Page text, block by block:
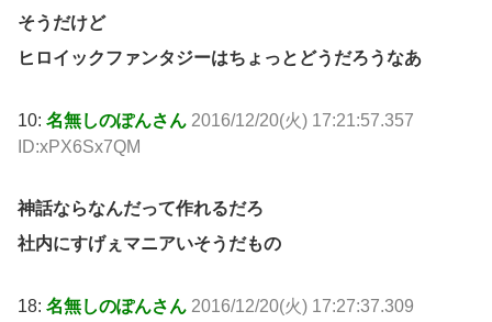
そうだけど
ヒロイックファンタジーはちょっとどうだろうなあ
10: 名無しのぽんさん 2016/12/20(火) 17:21:57.357
ID:xPX6Sx7QM
神話ならなんだって作れるだろ
社内にすげぇマニアいそうだもの
18: 名無しのぽんさん 2016/12/20(火) 17:27:37.309